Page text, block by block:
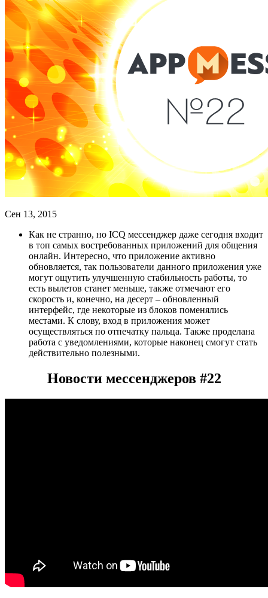
Сен 13, 2015
Как не странно, но ICQ мессенджер даже сегодня входит
в топ самых востребованных приложений для общения
онлайн. Интересно, что приложение активно
обновляется, так пользователи данного приложения уже
могут ощутить улучшенную стабильность работы, то
есть вылетов станет меньше, также отмечают его
скорость и, конечно, на десерт – обновленный
интерфейс, где некоторые из блоков поменялись
местами. К слову, вход в приложения может
осуществляться по отпечатку пальца. Также проделана
работа с уведомлениями, которые наконец смогут стать
действительно полезными.
Новости мессенджеров #22